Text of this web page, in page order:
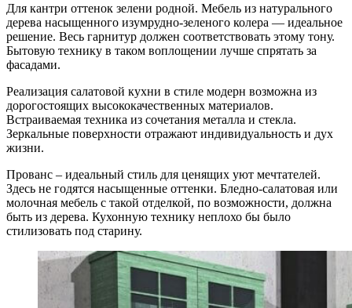
Для кантри оттенок зелени родной. Мебель из натурального
дерева насыщенного изумрудно-зеленого колера — идеальное
решение. Весь гарнитур должен соответствовать этому тону.
Бытовую технику в таком воплощении лучше спрятать за
фасадами.
Реализация салатовой кухни в стиле модерн возможна из
дорогостоящих высококачественных материалов.
Встраиваемая техника из сочетания металла и стекла.
Зеркальные поверхности отражают индивидуальность и дух
жизни.
Прованс – идеальный стиль для ценящих уют мечтателей.
Здесь не годятся насыщенные оттенки. Бледно-салатовая или
молочная мебель с такой отделкой, по возможности, должна
быть из дерева. Кухонную технику неплохо бы было
стилизовать под старину.